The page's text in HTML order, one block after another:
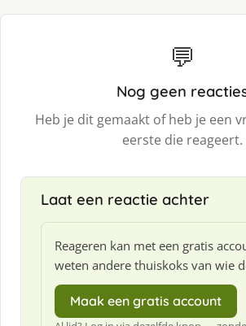
💬
Nog geen
Heb je dit gemaakt of heb je een
eerste die reageert.
Laat een reactie achter
Reageren kan met een gratis
weten andere thuiskoks van wie
Maak een gratis account